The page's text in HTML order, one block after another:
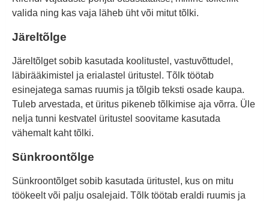
valida ning kas vaja läheb üht või mitut tõlki.
Järeltõlge
Järeltõlget sobib kasutada koolitustel, vastuvõttudel,
läbirääkimistel ja erialastel üritustel. Tõlk töötab
esinejatega samas ruumis ja tõlgib teksti osade kaupa.
Tuleb arvestada, et üritus pikeneb tõlkimise aja võrra. Üle
nelja tunni kestvatel üritustel soovitame kasutada
vähemalt kaht tõlki.
Sünkroontõlge
Sünkroontõlget sobib kasutada üritustel, kus on mitu
töökeelt või palju osalejaid. Tõlk töötab eraldi ruumis ja